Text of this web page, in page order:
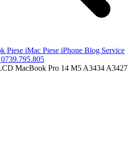
Piese iMac Piese iPhone Blog Service
0739.795.805
MacBook Pro 14 M5 A3434 A3427